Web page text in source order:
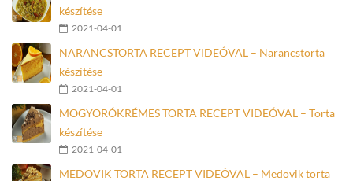
készítése
2021-04-01
NARANCSTORTA RECEPT VIDEÓVAL – Narancstorta
készítése
2021-04-01
MOGYORÓKRÉMES TORTA RECEPT VIDEÓVAL – Torta
készítése
2021-04-01
MEDOVIK TORTA RECEPT VIDEÓVAL – Medovik torta